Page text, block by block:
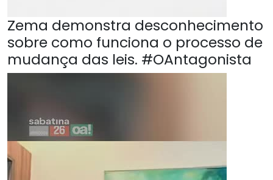
Zema demonstra desconhecimento
sobre como funciona o processo de
mudança das leis. #OAntagonista